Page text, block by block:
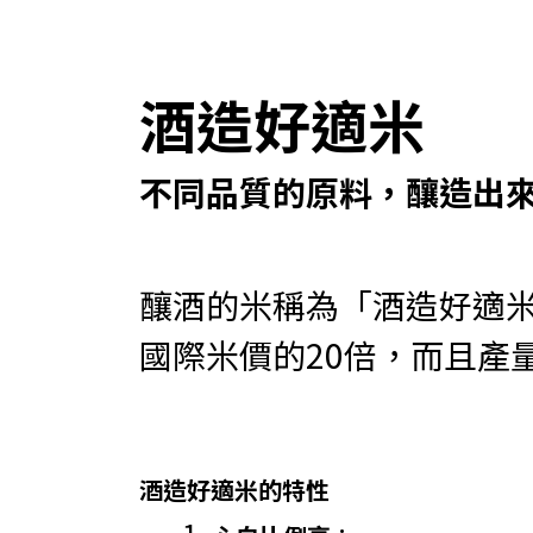
​​酒造好適米
不同品質的原料，釀造出
釀酒的米稱為「酒造好適
國際米價的20倍，而且產
酒造好適米的特性